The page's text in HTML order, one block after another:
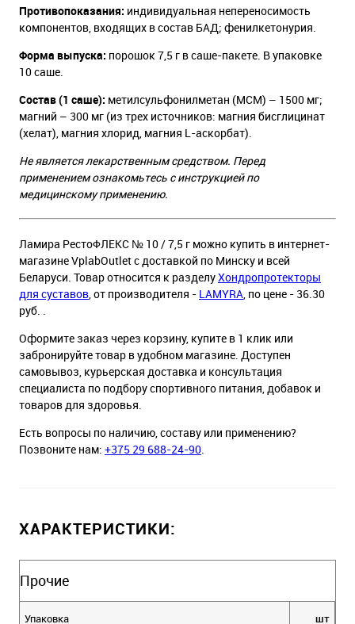
Противопоказания: индивидуальная непереносимость
компонентов, входящих в состав БАД; фенилкетонурия.
Форма выпуска: порошок 7,5 г в саше-пакете. В упаковке
10 саше.
Состав (1 саше): метилсульфонилметан (МСМ) – 1500 мг;
магний – 300 мг (из трех источников: магния бисглицинат
(хелат), магния хлорид, магния L-аскорбат).
Не является лекарственным средством. Перед
применением ознакомьтесь с инструкцией по
медицинскому применению.
Ламира РестоФЛЕКС № 10 / 7,5 г можно купить в интернет-
магазине VplabOutlet с доставкой по Минску и всей
Беларуси. Товар относится к разделуХондропротекторы
для суставов, от производителя - LAMYRA, по цене - 36.30
руб. .
Оформите заказ через корзину, купите в 1 клик или
забронируйте товар в удобном магазине. Доступен
самовывоз, курьерская доставка и консультация
специалиста по подбору спортивного питания, добавок и
товаров для здоровья.
Есть вопросы по наличию, составу или применению?
Позвоните нам: +375 29 688-24-90.
ХАРАКТЕРИСТИКИ:
Прочие
Упаковка шт